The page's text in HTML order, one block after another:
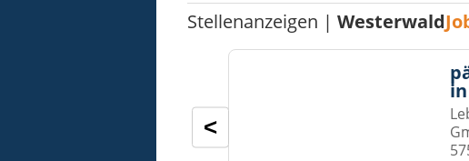
Stellenanzeigen |Westerwald
<